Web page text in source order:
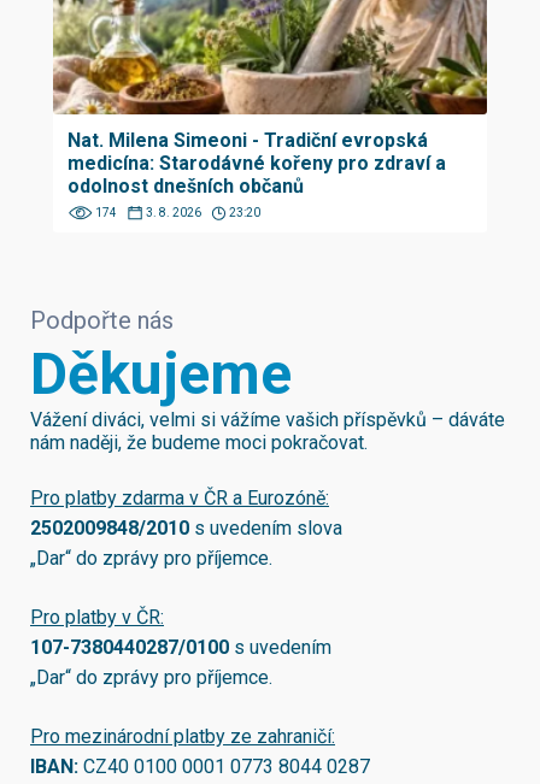
Nat. Milena Simeoni - Tradiční evropská
medicína: Starodávné kořeny pro zdraví a
odolnost dnešních občanů
174 3. 8. 2026 23:20
Podpořte nás
Děkujeme
Vážení diváci, velmi si vážíme vašich příspěvků – dáváte
nám naději, že budeme moci pokračovat.
Pro platby zdarma v ČR a Eurozóně:
2502009848/2010 s uvedením slova
„Dar“ do zprávy pro příjemce.
Pro platby v ČR:
107-7380440287/0100 s uvedením
„Dar“ do zprávy pro příjemce.
Pro mezinárodní platby ze zahraničí:
IBAN: CZ40 0100 0001 0773 8044 0287